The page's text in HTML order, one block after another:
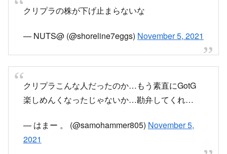
クリプラの株が下げ止まらないな
— NUTS@ (@shoreline7eggs) November 5, 2021
クリプラこんな人だったのか…もう素直にGotG
楽しめんくなったじゃないか…勘弁してくれ…
— はまー 。 (@samohammer805) November 5,
2021